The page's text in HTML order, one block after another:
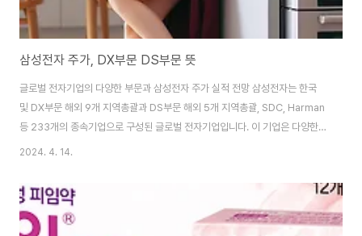
삼성전자 주가, DX부문 DS부문 뜻
글로벌 전자기업의 다양한 부문과 삼성전자 주가 실적 전망 삼성전자는 한국
및 DX부문 해외 9개 지역총괄과 DS부문 해외 5개 지역총괄, SDC, Harman
등 233개의 종속기업으로 구성된 글로벌 전자기업입니다. 이 기업은 다양한
부문에서 활동하고 있으며, 각 부문의 실적과 전망에 대해 알아보겠습니다. 삼
냉장고, 세탁기, 에어컨, 스마트폰, 네트워크 시스템, 컴퓨터 등을 생산하는 DX
부문이 있습니다. 이 부문은 다양한 전자제품을 생산하여 소비자들의 디지털
경험을 향상시키고 있습니다. 최근 3분기에는 스마트폰 플래그십 신제품 출시
2024. 4. 14.